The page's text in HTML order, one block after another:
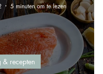
& recepten
5 minuten om te lezen